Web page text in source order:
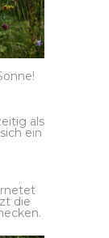
als
ein
die